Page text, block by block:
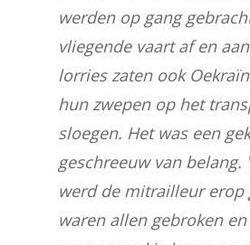
werden op gang
vliegende vaart af en
lorries zaten ook
hun zwepen op het
sloegen. Het was een
geschreeuw van belang.
werd de mitrailleur erop
waren allen gebroken